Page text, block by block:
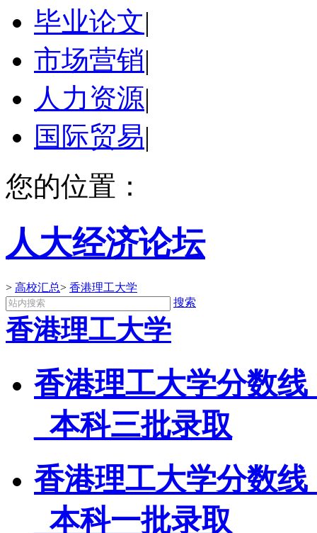
毕业论文|
市场营销|
人力资源|
国际贸易|
您的位置：
人大经济论坛
> 高校汇总> 香港理工大学
搜索
香港理工大学
香港理工大学分数
_本科三批录取
香港理工大学分数
_本科一批录取